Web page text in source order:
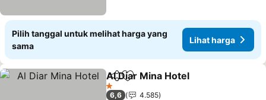
Pilih tanggal untuk melihat harga yang
sama
Lihat harga
BagikanTambahkan ke favorit
Al Diar Mina Hotel
1 Bintang
6,6
4.585